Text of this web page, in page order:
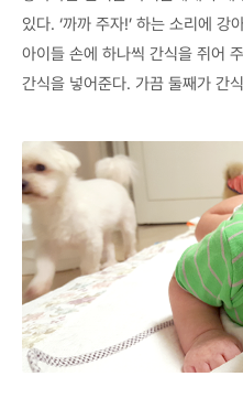
있다. ‘까까 주자!’ 하는 소리에
아이들 손에 하나씩 간식을 쥐어
간식을 넣어준다. 가끔 둘째가 간